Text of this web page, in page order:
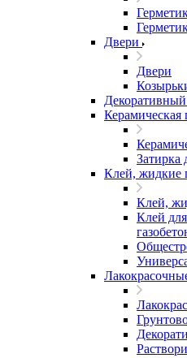
Двери
Двери
Керамическая
Затирка
Клей, жидкие
Клей,
Клей